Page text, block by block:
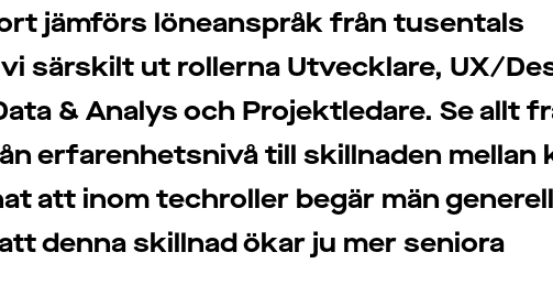
jämförs löneanspråk från tusentals
särskilt ut rollerna Utvecklare, UX/
& Analys och Projektledare. Se allt
erfarenhetsnivå till skillnaden mellan
att inom techroller begär män
denna skillnad ökar ju mer seniora